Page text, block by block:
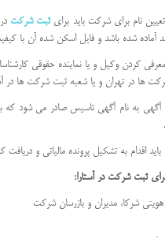
نام برای شرکت باید برایثبت شرکت
آماده شده باشد و فایل اسکن شده آن با
کردن وکیل و یا نماینده حقوقی
ها در تهران و یا شعبه ثبت شرکت ها
آگهی به نام آگهی تاسیس صادر می شود که
باید اقدام به تشکیل پرونده مالیاتی و
ثبت شرکت در آستارا:
شرکا، مدیران و بازرسان شرکت